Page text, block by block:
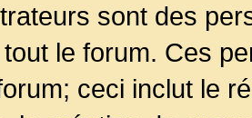
sont des
le forum. Ces
ceci inclut le